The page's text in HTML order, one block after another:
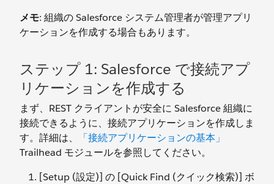
メモ: 組織の Salesforce システム管理者が管理アプリ
ケーションを作成する場合もあります。
ステップ 1: Salesforce で接続アプ
リケーションを作成する
まず、REST クライアントが安全に Salesforce 組織に
接続できるように、接続アプリケーションを作成しま
す。詳細は、
「接続アプリケーションの基本」
Trailhead モジュールを参照してください。
[Setup (設定)] の [Quick Find (クイック検索)] ボ